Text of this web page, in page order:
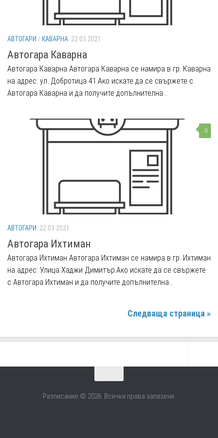
АВТОГАРИ / КАВАРНА 22.03.2021
Автогара Каварна
Автогара Каварна Автогара Каварна се намира в гр. Каварна
на адрес: ул. Добротица 41.Ако искате да се свържете с
Автогара Каварна и да получите допълнителна...
0
АВТОГАРИ 22.03.2021
Автогара Ихтиман
Автогара Ихтиман Автогара Ихтиман се намира в гр. Ихтиман
на адрес: Улица Хаджи Димитър.Ако искате да се свържете
с Автогара Ихтиман и да получите допълнителна...
Следваща страница »
Разписание © 2026. Всички права запазени.